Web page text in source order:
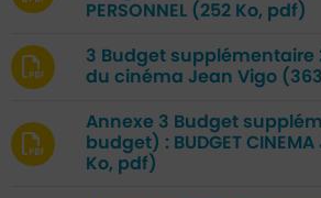
PERSONNEL (252 Ko, pdf)
3 Budget supplémentaire
du cinéma Jean Vigo
Annexe 3 Budget
budget) : BUDGET CINEMA
Ko, pdf)